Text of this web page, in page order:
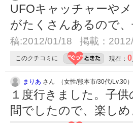
UFOキャッチャーや
がたくさんあるので
稿:2012/01/18 掲載：2012/
このクチコミに 現在： 0
まりあ さん （女性/熊本市/30代/Lv.30）
１度行きました。子
間でしたので、楽しめ